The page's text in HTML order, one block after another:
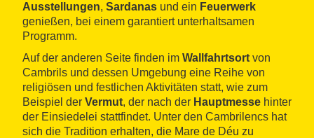
Ausstellungen, Sardanas und ein Feuerwerk
genießen, bei einem garantiert unterhaltsamen
Programm.
Auf der anderen Seite finden im Wallfahrtsort von
Cambrils und dessen Umgebung eine Reihe von
religiösen und festlichen Aktivitäten statt, wie zum
Beispiel der Vermut, der nach der Hauptmesse hinter
der Einsiedelei stattfindet. Unter den Cambrilencs hat
sich die Tradition erhalten, die Mare de Déu zu